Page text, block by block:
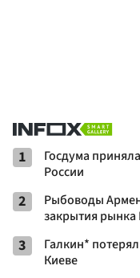
1
Госдума
России
2
Рыбоводы
закрытия рынка
3
Галкин*
Киеве